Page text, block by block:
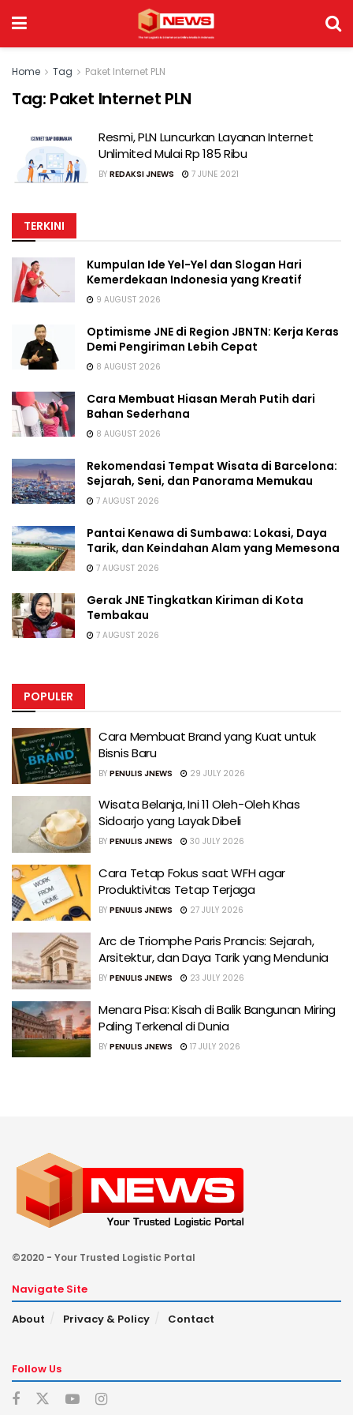
Home Tag Paket Internet PLN
Tag: Paket Internet PLN
Resmi, PLN Luncurkan Layanan Internet
Unlimited Mulai Rp 185 Ribu
BY REDAKSI JNEWS 7 JUNE 2021
TERKINI
Kumpulan Ide Yel-Yel dan Slogan Hari
Kemerdekaan Indonesia yang Kreatif
9 AUGUST 2026
Optimisme JNE di Region JBNTN: Kerja Keras
Demi Pengiriman Lebih Cepat
8 AUGUST 2026
Cara Membuat Hiasan Merah Putih dari
Bahan Sederhana
8 AUGUST 2026
Rekomendasi Tempat Wisata di Barcelona:
Sejarah, Seni, dan Panorama Memukau
7 AUGUST 2026
Pantai Kenawa di Sumbawa: Lokasi, Daya
Tarik, dan Keindahan Alam yang Memesona
7 AUGUST 2026
Gerak JNE Tingkatkan Kiriman di Kota
Tembakau
7 AUGUST 2026
POPULER
Cara Membuat Brand yang Kuat untuk
Bisnis Baru
BY PENULIS JNEWS 29 JULY 2026
Wisata Belanja, Ini 11 Oleh-Oleh Khas
Sidoarjo yang Layak Dibeli
BY PENULIS JNEWS 30 JULY 2026
Cara Tetap Fokus saat WFH agar
Produktivitas Tetap Terjaga
BY PENULIS JNEWS 27 JULY 2026
Arc de Triomphe Paris Prancis: Sejarah,
Arsitektur, dan Daya Tarik yang Mendunia
BY PENULIS JNEWS 23 JULY 2026
Menara Pisa: Kisah di Balik Bangunan Miring
Paling Terkenal di Dunia
BY PENULIS JNEWS 17 JULY 2026
©2020 - Your Trusted Logistic Portal
Navigate Site
About
Privacy & Policy Contact
Follow Us